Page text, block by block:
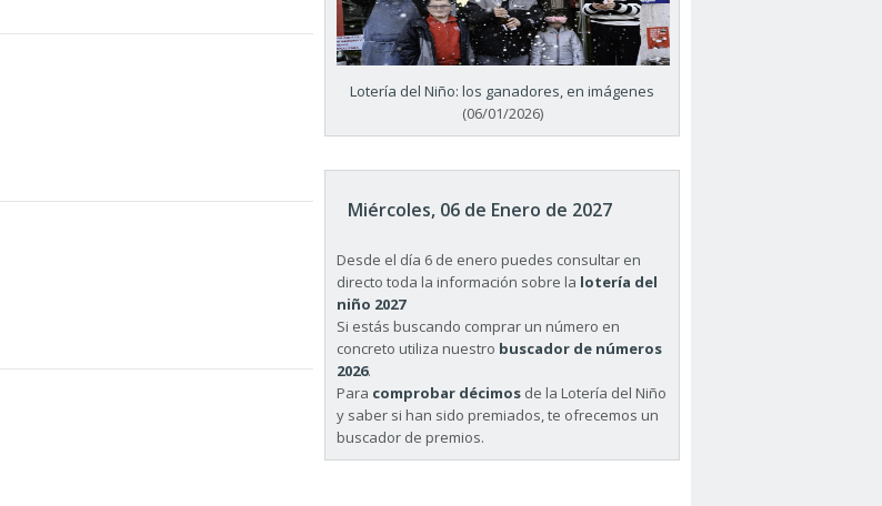
Lotería del Niño: los ganadores, en imágenes
(06/01/2026)
Miércoles, 06 de Enero de 2027
Desde el día 6 de enero puedes consultar en
directo toda la información sobre la lotería del
niño 2027
Si estás buscando comprar un número en
concreto utiliza nuestro buscador de números
2026.
Para comprobar décimos de la Lotería del Niño
y saber si han sido premiados, te ofrecemos un
buscador de premios.